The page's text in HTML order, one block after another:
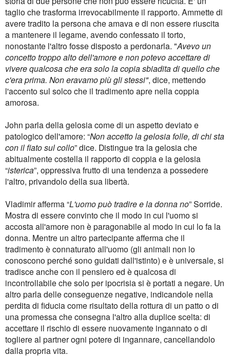
taglio che trasforma irrevocabilmente il rapporto. Ammette di
avere tradito la persona che amava e di non essere riuscita
a mantenere il legame, avendo confessato il torto,
nonostante l'altro fosse disposto a perdonarla. "Avevo un
concetto troppo alto dell'amore e non potevo accettare di
vivere qualcosa che era solo la copia sbiadita di quello che
c'era prima. Non eravamo più gli stessi", dice, mettendo
l'accento sul solco che il tradimento apre nella coppia
amorosa.
John parla della gelosia come di un aspetto deviato e
patologico dell'amore: “Non accetto la gelosia folle, di chi sta
con il fiato sul collo” dice. Distingue tra la gelosia che
abitualmente costella il rapporto di coppia e la gelosia
“isterica”, oppressiva frutto di una tendenza a possedere
l'altro, privandolo della sua libertà.
Vladimir afferma “L'uomo può tradire e la donna no” Sorride.
Mostra di essere convinto che il modo in cui l'uomo si
accosta all'amore non è paragonabile al modo in cui lo fa la
donna. Mentre un altro partecipante afferma che il
tradimento è connaturato all'uomo (gli animali non lo
conoscono perché sono guidati dall'istinto) e è universale, si
tradisce anche con il pensiero ed è qualcosa di
incontrollabile che solo per ipocrisia si è portati a negare. Un
altro parla delle conseguenze negative, indicandole nella
perdita di fiducia come risultato della rottura di un patto o di
una promessa che consegna l'altro alla duplice scelta: di
accettare il rischio di essere nuovamente ingannato o di
togliere al partner ogni potere di ingannare, cancellandolo
dalla propria vita.